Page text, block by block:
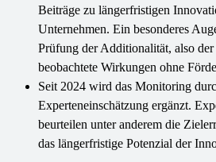
Beiträge zu längerfristigen
Unternehmen. Ein besonderes
Prüfung der Additionalität, also
beobachtete Wirkungen ohne
Seit 2024 wird das Monitoring
Experteneinschätzung ergänzt.
beurteilen unter anderem die
das längerfristige Potenzial der